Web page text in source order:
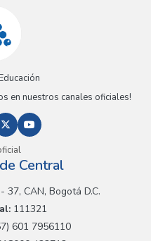
en nuestros canales oficiales!
Central
CAN, Bogotá D.C.
111321
601 7956110